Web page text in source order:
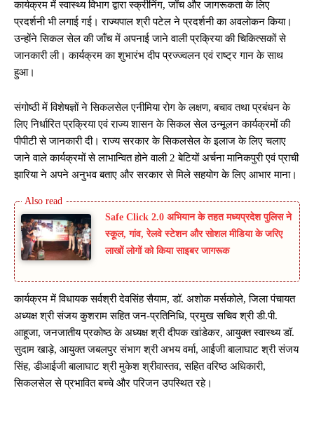
कार्यक्रम में स्वास्थ्य विभाग द्वारा स्क्रीनिंग, जाँच और जागरूकता के लिए
प्रदर्शनी भी लगाई गई। राज्यपाल श्री पटेल ने प्रदर्शनी का अवलोकन किया।
उन्होंने सिकल सेल की जाँच में अपनाई जाने वाली प्रक्रिया की चिकित्सकों से
जानकारी ली। कार्यक्रम का शुभारंभ दीप प्रज्ज्वलन एवं राष्ट्र गान के साथ
हुआ।
संगोष्ठी में विशेषज्ञों ने सिकलसेल एनीमिया रोग के लक्षण, बचाव तथा प्रबंधन के
लिए निर्धारित प्रक्रिया एवं राज्य शासन के सिकल सेल उन्मूलन कार्यक्रमों की
पीपीटी से जानकारी दी। राज्य सरकार के सिकलसेल के इलाज के लिए चलाए
जाने वाले कार्यक्रमों से लाभान्वित होने वाली 2 बेटियों अर्चना मानिकपुरी एवं प्राची
झारिया ने अपने अनुभव बताए और सरकार से मिले सहयोग के लिए आभार माना।
Safe Click 2.0 अभियान के तहत मध्यप्रदेश पुलिस ने
स्कूल, गांव, रेलवे स्टेशन और सोशल मीडिया के जरिए
लाखों लोगों को किया साइबर जागरूक
कार्यक्रम में विधायक सर्वश्री देवसिंह सैयाम, डॉ. अशोक मर्सकोले, जिला पंचायत
अध्यक्ष श्री संजय कुशराम सहित जन-प्रतिनिधि, प्रमुख सचिव श्री डी.पी.
आहूजा, जनजातीय प्रकोष्ठ के अध्यक्ष श्री दीपक खांडेकर, आयुक्त स्वास्थ्य डॉ.
सुदाम खाड़े, आयुक्त जबलपुर संभाग श्री अभय वर्मा, आईजी बालाघाट श्री संजय
सिंह, डीआईजी बालाघाट श्री मुकेश श्रीवास्तव, सहित वरिष्ठ अधिकारी,
सिकलसेल से प्रभावित बच्चे और परिजन उपस्थित रहे।